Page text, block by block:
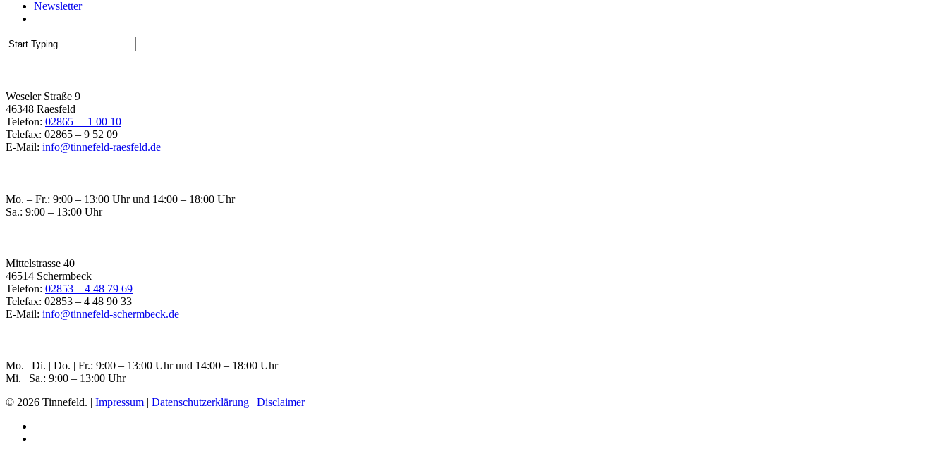
Newsletter
Weseler Straße 9
46348 Raesfeld
Telefon: 02865 – 1 00 10
Telefax: 02865 – 9 52 09
E-Mail: info@tinnefeld-raesfeld.de
Mo. – Fr.: 9:00 – 13:00 Uhr und 14:00 – 18:00 Uhr
Sa.: 9:00 – 13:00 Uhr
Mittelstrasse 40
46514 Schermbeck
Telefon: 02853 – 4 48 79 69
Telefax: 02853 – 4 48 90 33
E-Mail: info@tinnefeld-schermbeck.de
Mo. | Di. | Do. | Fr.: 9:00 – 13:00 Uhr und 14:00 – 18:00 Uhr
Mi. | Sa.: 9:00 – 13:00 Uhr
© 2026 Tinnefeld. | Impressum | Datenschutzerklärung | Disclaimer